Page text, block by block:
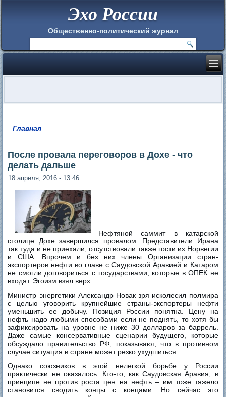
Эхо России
Общественно-политический журнал
Главная
После провала переговоров в Дохе - что
делать дальше
18 апреля, 2016 - 13:46
Нефтяной саммит в катарской
столице Дохе завершился провалом. Представители Ирана
так туда и не приехали, отсутствовали также гости из Норвегии
и США. Впрочем и без них члены Организации стран-
экспортеров нефти во главе с Саудовской Аравией и Катаром
не смогли договориться с государствами, которые в ОПЕК не
входят. Эгоизм взял верх.
Министр энергетики Александр Новак зря исколесил полмира
с целью уговорить крупнейшие страны-экспортеры нефти
уменьшить ее добычу. Позиция России понятна. Цену на
нефть надо любыми способами если не поднять, то хотя бы
зафиксировать на уровне не ниже 30 долларов за баррель.
Даже самые консервативные сценарии будущего, которые
обсуждало правительство РФ, показывают, что в противном
случае ситуация в стране может резко ухудшиться.
Однако союзников в этой нелегкой борьбе у России
практически не оказалось. Кто-то, как Саудовская Аравия, в
принципе не против роста цен на нефть – им тоже тяжело
становится сводить концы с концами. Но сейчас это